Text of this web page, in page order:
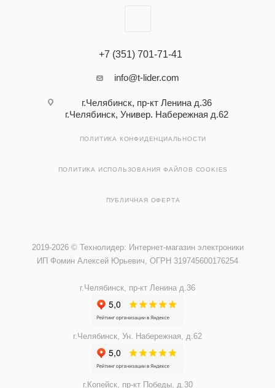
+7 (351) 701-71-41
info@t-lider.com
г.Челябинск, пр-кт Ленина д.36
г.Челябинск, Универ. Набережная д.62
ПОЛИТИКА КОНФИДЕНЦИАЛЬНОСТИ
ПОЛИТИКА ИСПОЛЬЗОВАНИЯ ФАЙЛОВ COOKIES
ПУБЛИЧНАЯ ОФЕРТА
2019-2026 © Технолидер: Интернет-магазин электроники
ИП Фомин Алексей Юрьевич, ОГРН 319745600176254
г.Челябинск, пр-кт Ленина д.36
г.Челябинск, Ун. Набережная, д.62
г.Копейск, пр-кт Победы, д.30